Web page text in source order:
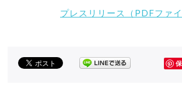
プレスリリース（PDFファイ